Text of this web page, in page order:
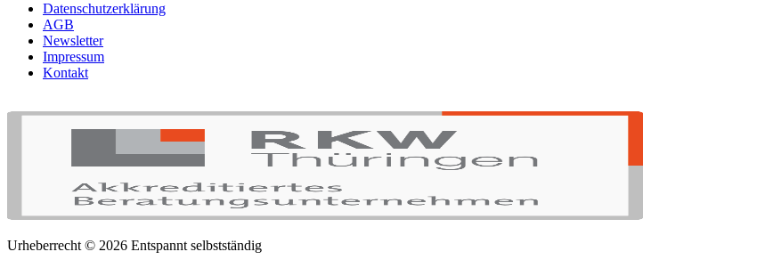
Datenschutzerklärung
AGB
Newsletter
Impressum
Kontakt
Urheberrecht © 2026 Entspannt selbstständig